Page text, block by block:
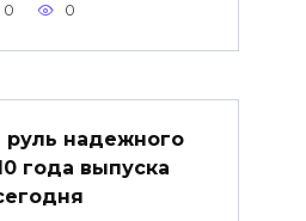
0 0
руль надежного
года выпуска